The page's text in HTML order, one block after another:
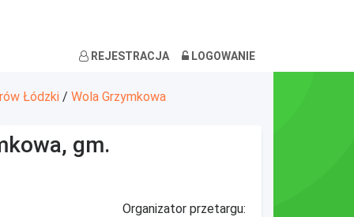
REJESTRACJA LOGOWANIE
Łódzki / Wola Grzymkowa
gm.
Organizator przetargu: